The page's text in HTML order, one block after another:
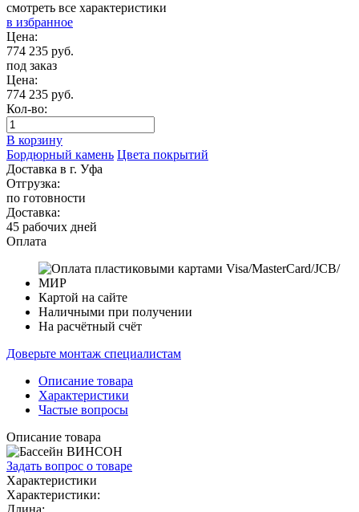
смотреть все характеристики
в избранное
Цена:
774 235 руб.
под заказ
Цена:
774 235 руб.
Кол-во:
В корзину
Бордюрный камень Цвета покрытий
Доставка в г. Уфа
Отгрузка:
по готовности
Доставка:
45 рабочих дней
Оплата
Картой на сайте
Наличными при получении
На расчётный счёт
Доверьте монтаж специалистам
Описание товара
Характеристики
Частые вопросы
Описание товара
Задать вопрос о товаре
Характеристики
Характеристики: